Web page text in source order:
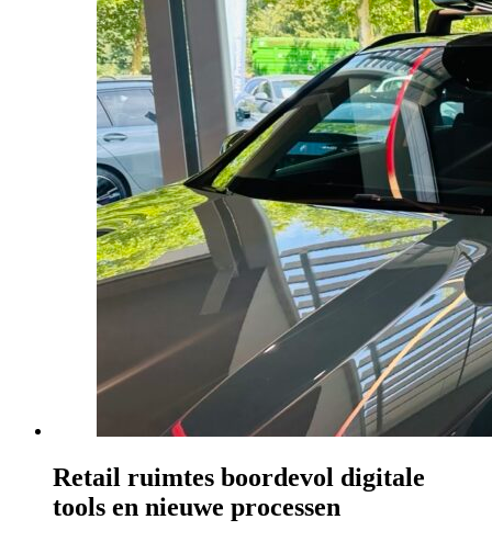
Retail ruimtes boordevol digitale
tools en nieuwe processen